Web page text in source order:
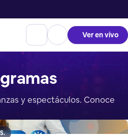
Ver en vivo
y espectáculos. Conoce